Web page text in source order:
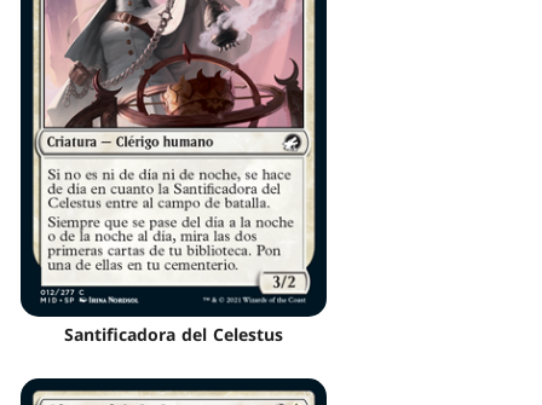
Santificadora del Celestus